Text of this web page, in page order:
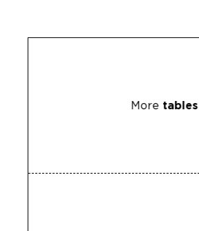
More tables